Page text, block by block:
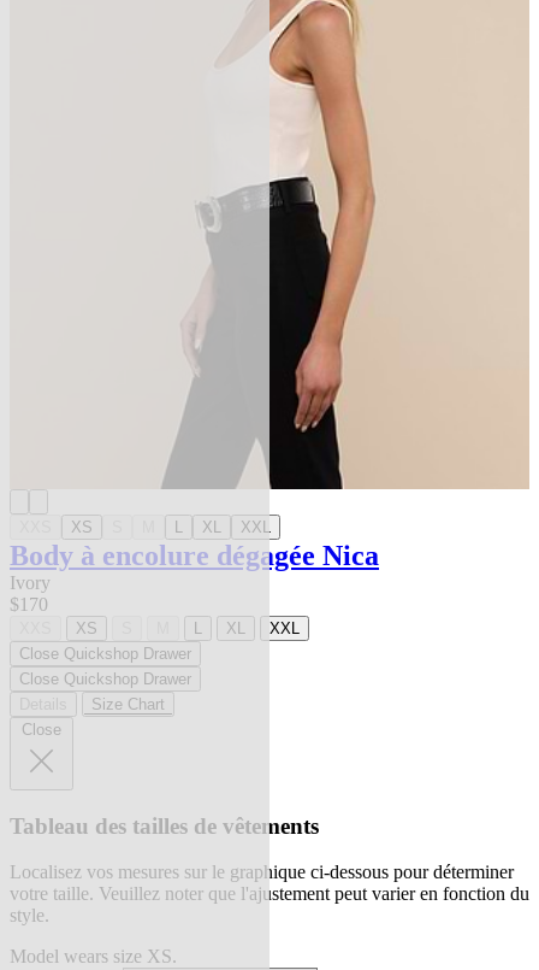
XS XL XXL
Body à encolure dégagée Nica
Ivory
$170
XS XL
XXL
Close Quickshop Drawer
Close Quickshop Drawer
Size Chart
Close
Tableau des tailles de vêtements
Localisez vos mesures sur le graphique ci-dessous pour déterminer
votre taille. Veuillez noter que l'ajustement peut varier en fonction du
style.
Model wears size XS.